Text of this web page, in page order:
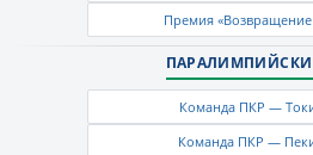
Премия
Команда ПКР —
Команда ПКР —